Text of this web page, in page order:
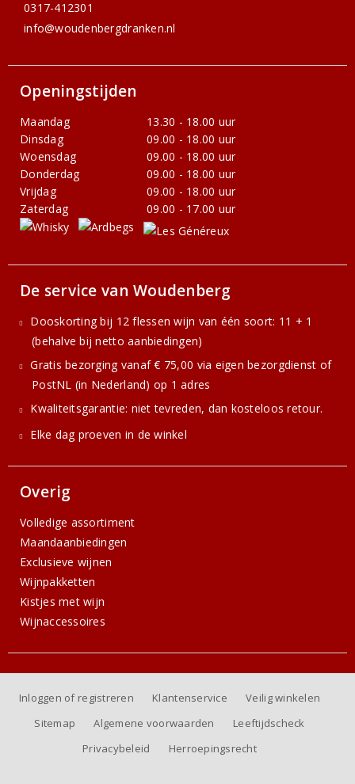
0317-412301
info@woudenbergdranken.nl
Openingstijden
Maandag
13.30 - 18.00 uur
Dinsdag
09.00 - 18.00 uur
Woensdag
09.00 - 18.00 uur
Donderdag
09.00 - 18.00 uur
Vrijdag
09.00 - 18.00 uur
Zaterdag
09.00 - 17.00 uur
De service van Woudenberg
Dooskorting bij 12 flessen wijn van één soort: 11 + 1
(behalve bij netto aanbiedingen)
Gratis bezorging vanaf € 75,00 via eigen bezorgdienst of
PostNL (in Nederland) op 1 adres
Kwaliteitsgarantie: niet tevreden, dan kosteloos retour.
Elke dag proeven in de winkel
Overig
Volledige assortiment
Maandaanbiedingen
Exclusieve wijnen
Wijnpakketten
Kistjes met wijn
Wijnaccessoires
Inloggen of registreren Klantenservice
Veilig winkelen
Sitemap
Algemene voorwaarden
Leeftijdscheck
Privacybeleid
Herroepingsrecht